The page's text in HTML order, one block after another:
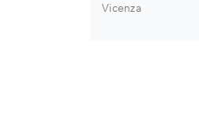
Vicenza